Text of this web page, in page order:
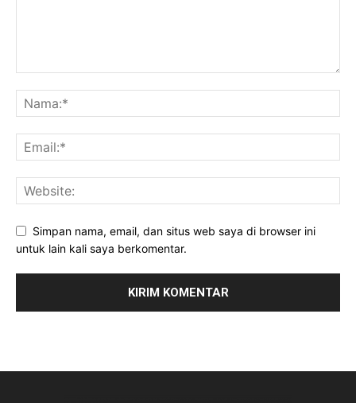
Simpan nama, email, dan situs web saya di browser ini
untuk lain kali saya berkomentar.